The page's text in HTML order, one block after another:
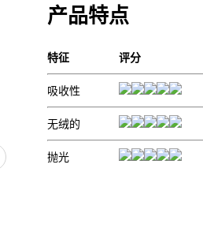
产品特点
特征 评分
吸收性
无绒的
抛光